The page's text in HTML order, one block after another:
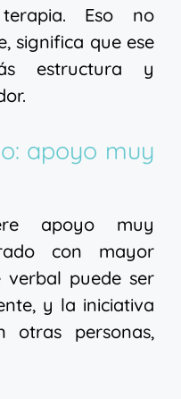
Eso no
significa que ese
estructura y
apoyo muy
apoyo muy
con mayor
verbal puede ser
y la iniciativa
otras personas,